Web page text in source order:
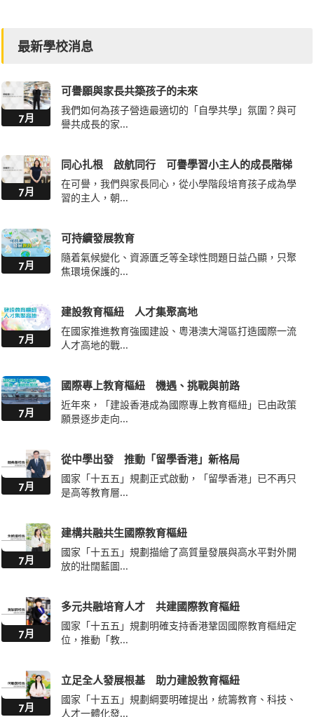
最新學校消息
7月
可譽願與家長共築孩子的未來
我們如何為孩子營造最適切的「自學共學」氛圍？與可
譽共成長的家...
7月
同心扎根 啟航同行 可譽學習小主人的成長階梯
在可譽，我們與家長同心，從小學階段培育孩子成為學
習的主人，朝...
7月
可持續發展教育
隨着氣候變化、資源匱乏等全球性問題日益凸顯，只聚
焦環境保護的...
7月
建設教育樞紐 人才集聚高地
在國家推進教育強國建設、粵港澳大灣區打造國際一流
人才高地的戰...
7月
國際專上教育樞紐 機遇、挑戰與前路
近年來，「建設香港成為國際專上教育樞紐」已由政策
願景逐步走向...
7月
從中學出發 推動「留學香港」新格局
國家「十五五」規劃正式啟動，「留學香港」已不再只
是高等教育層...
7月
建構共融共生國際教育樞紐
國家「十五五」規劃描繪了高質量發展與高水平對外開
放的壯闊藍圖...
7月
多元共融培育人才 共建國際教育樞紐
國家「十五五」規劃明確支持香港鞏固國際教育樞紐定
位，推動「教...
7月
立足全人發展根基 助力建設教育樞紐
國家「十五五」規劃綱要明確提出，統籌教育、科技、
人才一體化發...